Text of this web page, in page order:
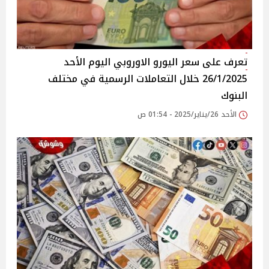
تعرف على سعر اليورو الاوروبي اليوم الأحد
26/1/2025 خلال التعاملات الرسمية في مختلف
البنوك
الأحد 26/يناير/2025 - 01:54 ص